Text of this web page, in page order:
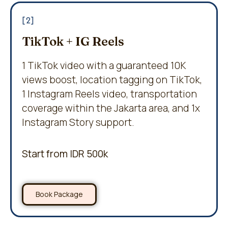
[2]
TikTok + IG Reels
1 TikTok video with a guaranteed 10K
views boost, location tagging on TikTok,
1 Instagram Reels video, transportation
coverage within the Jakarta area, and 1x
Instagram Story support.
Start from IDR 500k
Book Package